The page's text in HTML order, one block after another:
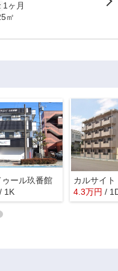
1ヶ月
㎡
ール玖番館
/ 1K
カルサイト
4.3万円 /